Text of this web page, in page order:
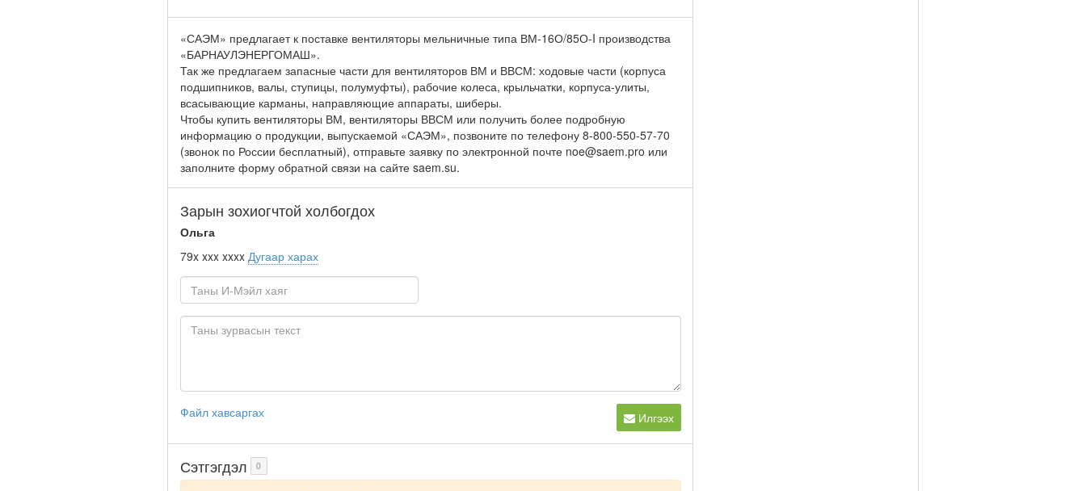
«САЭМ» предлагает к поставке вентиляторы мельничные типа ВМ-16О/85О-I производства
«БАРНАУЛЭНЕРГОМАШ».
Так же предлагаем запасные части для вентиляторов ВМ и ВВСМ: ходовые части (корпуса
подшипников, валы, ступицы, полумуфты), рабочие колеса, крыльчатки, корпуса-улиты,
всасывающие карманы, направляющие аппараты, шиберы.
Чтобы купить вентиляторы ВМ, вентиляторы ВВСМ или получить более подробную
информацию о продукции, выпускаемой «САЭМ», позвоните по телефону 8-800-550-57-70
(звонок по России бесплатный), отправьте заявку по электронной почте noe@saem.pro или
заполните форму обратной связи на сайте saem.su.
Зарын зохиогчтой холбогдох
Ольга
79x xxx xxxx Дугаар харах
Файл хавсаргах Илгээх
Сэтгэгдэл 0